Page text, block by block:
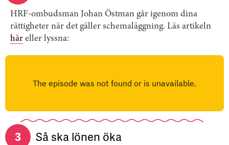
HRF-ombudsman Johan Östman går igenom dina
rättigheter när det gäller schemaläggning. Läs artikeln
här eller lyssna:
3 Så ska lönen öka